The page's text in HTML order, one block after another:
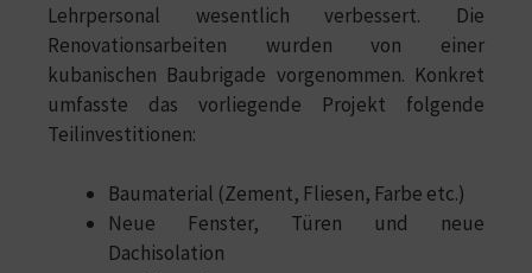
Lehrpersonal wesentlich verbessert. Die
Renovationsarbeiten wurden von einer
kubanischen Baubrigade vorgenommen. Konkret
umfasste das vorliegende Projekt folgende
Teilinvestitionen:
Baumaterial (Zement, Fliesen, Farbe etc.)
Neue Fenster, Türen und neue
Dachisolation